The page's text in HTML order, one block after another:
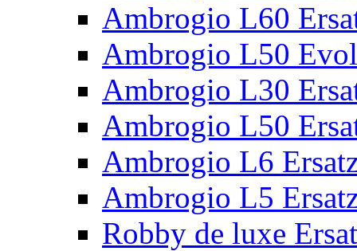
Ambrogio L60
Ambrogio L50
Ambrogio L30
Ambrogio L50
Ambrogio L6
Ambrogio L5
Robby de luxe